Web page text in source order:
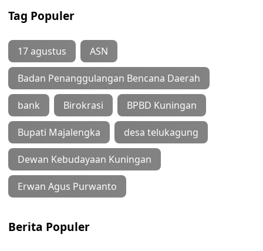
Tag Populer
17 agustus ASN
Badan Penanggulangan Bencana Daerah
bank Birokrasi BPBD Kuningan
Bupati Majalengka desa telukagung
Dewan Kebudayaan Kuningan
Erwan Agus Purwanto
Berita Populer